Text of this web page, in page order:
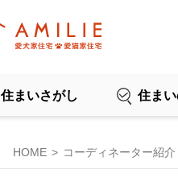
住まいさがし 住ま
HOME コーディネーター紹介